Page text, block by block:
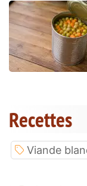
Recettes
Viande